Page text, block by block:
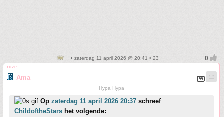
• zaterdag 11 april 2026 @ 20:41 • 23
roze
Ama
Hypa Hypa
Op zaterdag 11 april 2026 20:37 schreef
ChildoftheStars het volgende: